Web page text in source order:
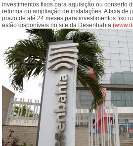
investimentos fixos para aquisição ou conserto
reforma ou ampliação de instalações. A taxa de
prazo de até 24 meses para investimentos fixo
estão disponíveis no site da Desenbahia (